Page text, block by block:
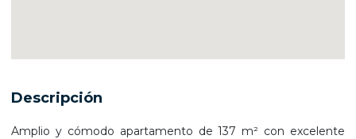
Descripción
Amplio y cómodo apartamento de 137 m² con excelente